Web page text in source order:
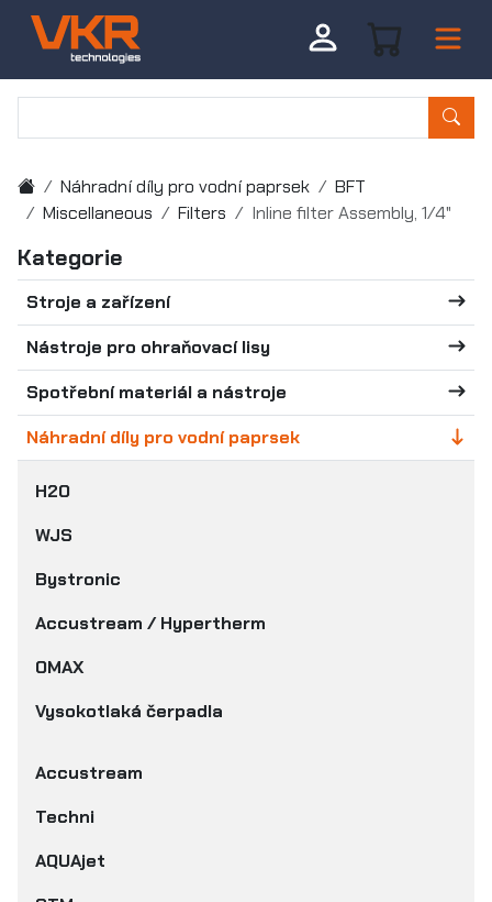
Náhradní díly pro vodní paprsek
BFT
Miscellaneous
Filters Inline filter Assembly, 1/4"
Kategorie
Stroje a zařízení
Nástroje pro ohraňovací lisy
Spotřební materiál a nástroje
Náhradní díly pro vodní paprsek
H2O
WJS
Bystronic
Accustream / Hypertherm
OMAX
Vysokotlaká čerpadla
Accustream
Techni
AQUAjet